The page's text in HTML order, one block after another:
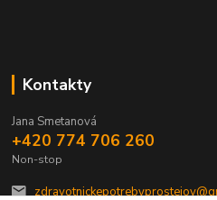
Kontakty
Jana Smetanová
+420 774 706 260
Non-stop